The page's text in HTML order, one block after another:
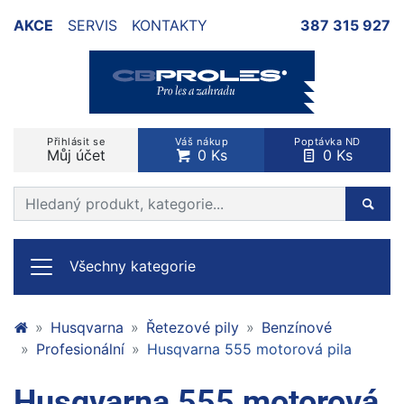
AKCE SERVIS KONTAKTY 387 315 927
Přihlásit se
Můj účet
Váš nákup
0 Ks
Poptávka ND
0 Ks
Prohledat web
Všechny kategorie
Husqvarna Řetezové pily
Benzínové
Profesionální
Husqvarna 555 motorová pila